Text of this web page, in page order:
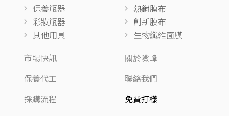
保養瓶器
彩妝瓶器
其他用具
熱銷膜布
創新膜布
生物纖維面膜
市場快訊
保養代工
採購流程
關於險峰
聯絡我們
免費打樣